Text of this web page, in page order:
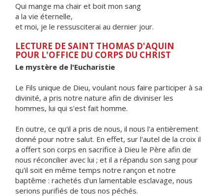
Qui mange ma chair et boit mon sang
a la vie éternelle,
et moi, je le ressusciterai au dernier jour.
LECTURE DE SAINT THOMAS D'AQUIN
POUR L'OFFICE DU CORPS DU CHRIST
Le mystère de l'Eucharistie
Le Fils unique de Dieu, voulant nous faire participer à sa
divinité, a pris notre nature afin de diviniser les
hommes, lui qui s'est fait homme.
En outre, ce qu'il a pris de nous, il nous l'a entièrement
donné pour notre salut. En effet, sur l'autel de la croix il
a offert son corps en sacrifice à Dieu le Père afin de
nous réconcilier avec lui ; et il a répandu son sang pour
qu'il soit en même temps notre rançon et notre
baptême : rachetés d'un lamentable esclavage, nous
serions purifiés de tous nos péchés.